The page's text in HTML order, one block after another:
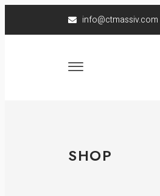
info@ctmassiv.com
SHOP